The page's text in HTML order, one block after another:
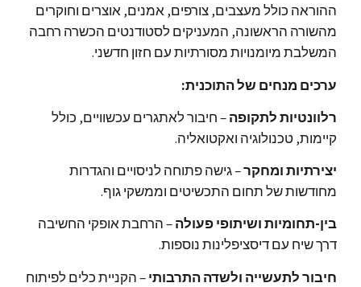
ההוראה כולל מעצבים, צורפים, אמנים, אוצרים וחוקרים
מהשורה הראשונה, המעניקים לסטודנטים הכשרה רחבה
המשלבת מיומנויות מסורתיות עם חזון חדשני.
ערכים מנחים של התוכנית:
רלוונטיות לתקופה– חיבור לאתגרים עכשוויים, כולל
קיימות, טכנולוגיה ואקטואליה.
יצירתיות ומחקר– גישה פתוחה לניסויים והגדרות
מחודשות של תחום התכשיטים וממשקי גוף.
בין-תחומיות ושיתופי פעולה– הרחבת אופקי החשיבה
דרך שיח עם דיסציפלינות נוספות.
חיבור לתעשייה ולשדה התרבותי– הקניית כלים לפיתוח